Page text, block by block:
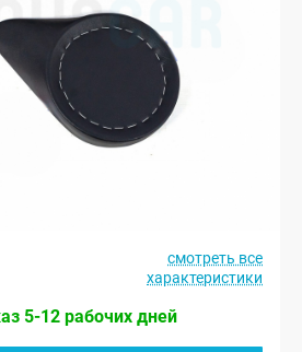
смотреть все
характеристики
5-12 рабочих дней